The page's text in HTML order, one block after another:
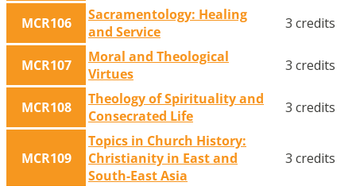
MCR106
Sacramentology: Healing
and Service
3 credits
MCR107
Moral and Theological
Virtues
3 credits
MCR108
Theology of Spirituality and
Consecrated Life
3 credits
MCR109
Topics in Church History:
Christianity in East and
South-East Asia
3 credits